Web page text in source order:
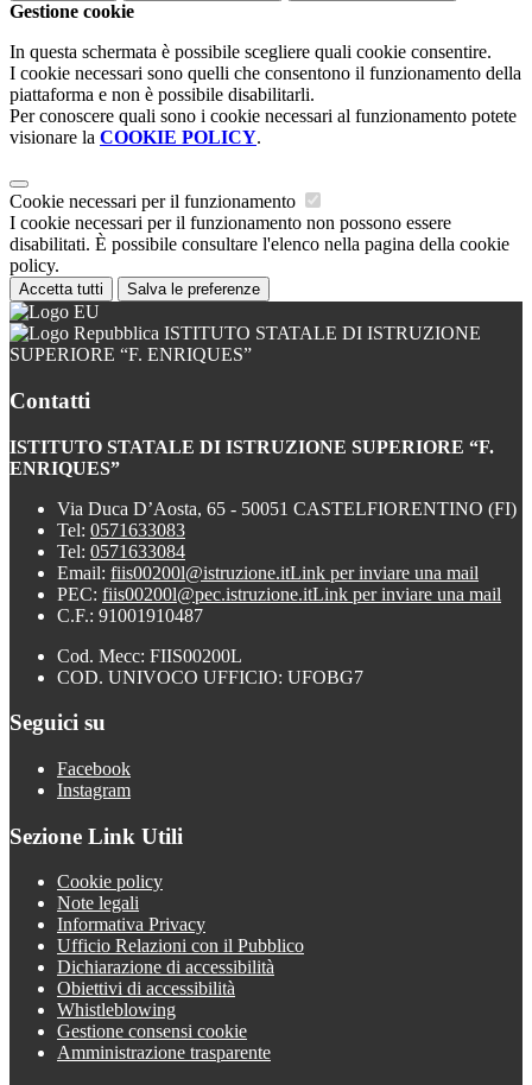
Gestione cookie
In questa schermata è possibile scegliere quali cookie consentire.
I cookie necessari sono quelli che consentono il funzionamento della
piattaforma e non è possibile disabilitarli.
Per conoscere quali sono i cookie necessari al funzionamento potete
visionare la COOKIE POLICY.
Cookie necessari per il funzionamento
I cookie necessari per il funzionamento non possono essere
disabilitati. È possibile consultare l'elenco nella pagina della cookie
policy.
Accetta tutti Salva le preferenze
ISTITUTO STATALE DI ISTRUZIONE
SUPERIORE “F. ENRIQUES”
Contatti
ISTITUTO STATALE DI ISTRUZIONE SUPERIORE “F.
ENRIQUES”
Via Duca D’Aosta, 65 - 50051 CASTELFIORENTINO (FI)
Tel: 0571633083
Tel: 0571633084
Email: fiis00200l@istruzione.itLink per inviare una mail
PEC: fiis00200l@pec.istruzione.itLink per inviare una mail
C.F.: 91001910487
Cod. Mecc: FIIS00200L
COD. UNIVOCO UFFICIO: UFOBG7
Seguici su
Facebook
Instagram
Sezione Link Utili
Cookie policy
Note legali
Informativa Privacy
Ufficio Relazioni con il Pubblico
Dichiarazione di accessibilità
Obiettivi di accessibilità
Whistleblowing
Gestione consensi cookie
Amministrazione trasparente